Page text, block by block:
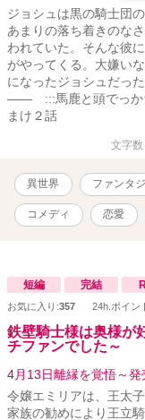
ジョシュは黒の騎士団
あまりの落ち着きのな
われていた。そんな彼
がやってくる。大嫌い
になったジョシュだっ
―― :::馬鹿と頭でっか
まけ２話
文字
異世界 ファンタ
コメディ 恋愛
短編 完結
お気に入り:357 24h.ポイン
鉄壁騎士様は奥様が
チファンでした～
4月13日離縁を覚悟～
令嬢エミリアは、王太
家族の勧めにより王立